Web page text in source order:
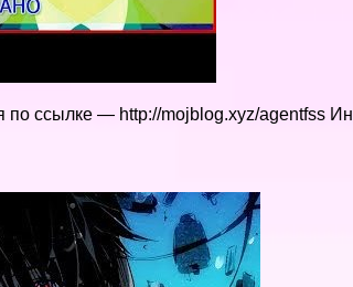
по ссылке — http://mojblog.xyz/agentfss